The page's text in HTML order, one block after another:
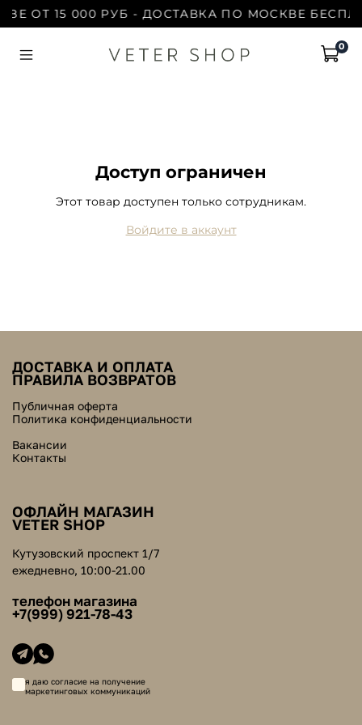
ОТ 15 000 РУБ - ДОСТАВКА ПО МОСКВЕ
0
Доступ ограничен
Этот товар доступен только сотрудникам.
Войдите в аккаунт
ДОСТАВКА И ОПЛАТА
ПРАВИЛА ВОЗВРАТОВ
Публичная оферта
Политика конфиденциальности
Вакансии
Контакты
ОФЛАЙН МАГАЗИН
VETER SHOP
Кутузовский проспект 1/7
ежедневно, 10:00-21.00
телефон магазина
+7(999) 921-78-43
я даю согласие на получение
маркетинговых коммуникаций